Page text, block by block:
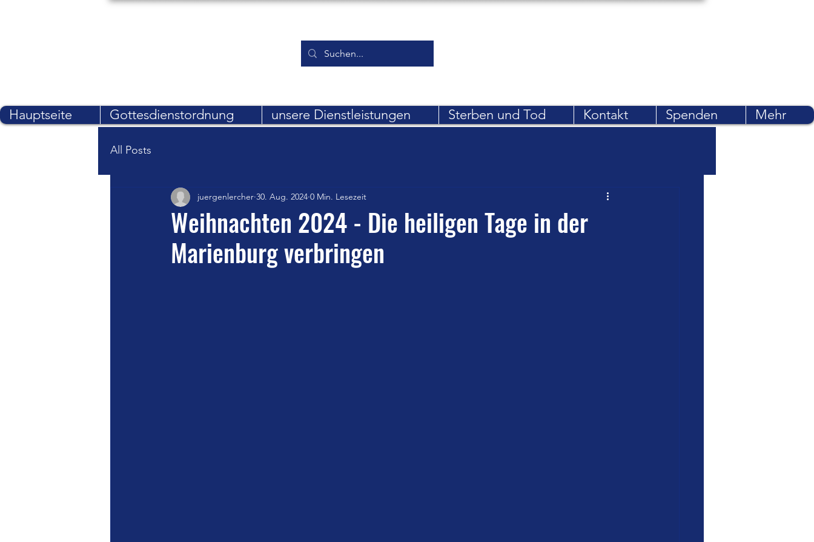
Hauptseite Gottesdienstordnung unsere Dienstleistungen Sterben und Tod Kontakt Spenden Mehr
All Posts
Weihnachten 2024 - Die heiligen Tage in der
Marienburg verbringen
juergenlercher 30. Aug. 2024 0 Min. Lesezeit